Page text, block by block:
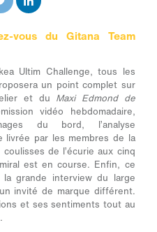
vous du Gitana Team
Ultim Challenge, tous les
un point complet sur
et du Maxi Edmond de
vidéo hebdomadaire,
du bord, l’analyse
livrée par les membres de la
de l’écurie aux cinq
est en course. Enfin, ce
grande interview du large
invité de marque différent.
et ses sentiments tout au